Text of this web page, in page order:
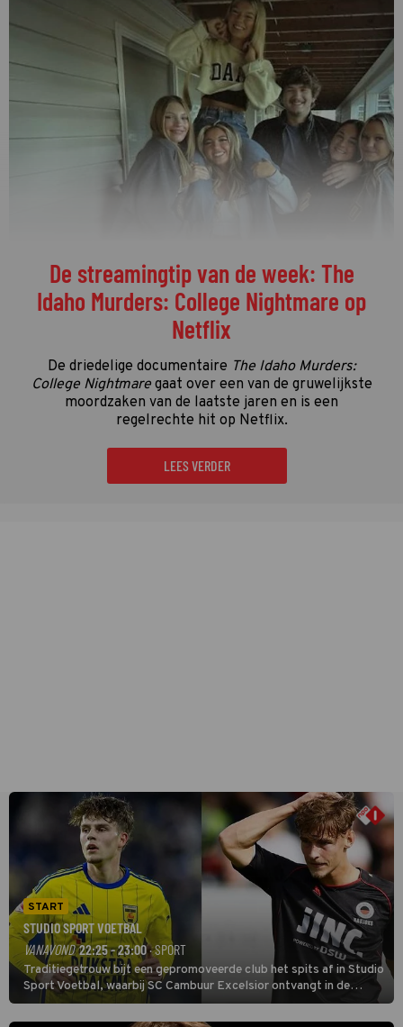
De streamingtip van de week: The
Idaho Murders: College Nightmare op
Netflix
De driedelige documentaire The Idaho Murders:
College Nightmaregaat over een van de gruwelijkste
moordzaken van de laatste jaren en is een
regelrechte hit op Netflix.
LEES VERDER
START
STUDIO SPORT VOETBAL
VANAVOND 22:25 - 23:00· SPORT
Traditiegetrouw bijt een gepromoveerde club het spits af in Studio
Sport Voetbal, waarbij SC Cambuur Excelsior ontvangt in de
eerste wedstrijd van het nieuwe Eredivisieseizoen. De nieuwe
oefenmeester is Johan Plat en hij wil aanvallend voetballen.